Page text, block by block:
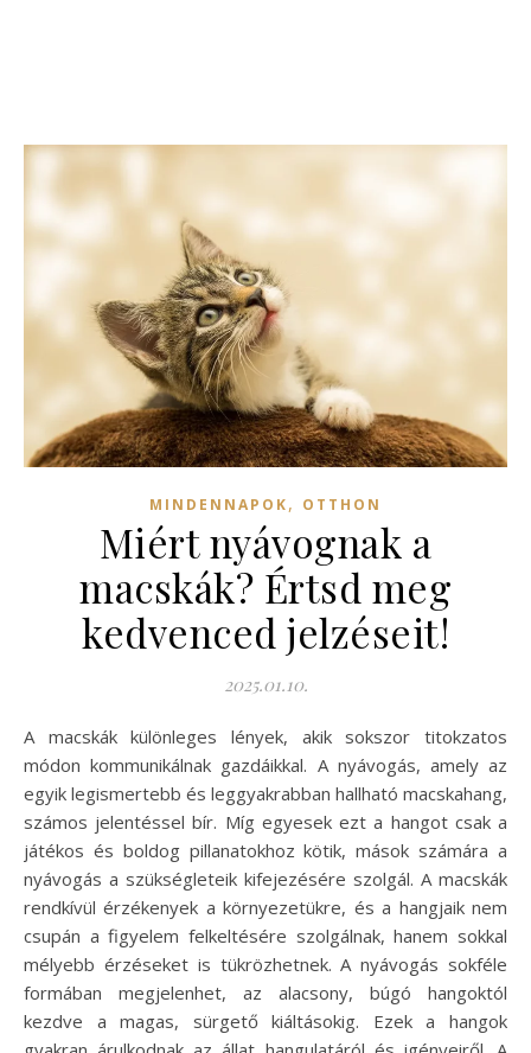
MINDENNAPOK, OTTHON
Miért nyávognak a
macskák? Értsd meg
kedvenced jelzéseit!
2025.01.10.
A macskák különleges lények, akik sokszor titokzatos
módon kommunikálnak gazdáikkal. A nyávogás, amely az
egyik legismertebb és leggyakrabban hallható macskahang,
számos jelentéssel bír. Míg egyesek ezt a hangot csak a
játékos és boldog pillanatokhoz kötik, mások számára a
nyávogás a szükségleteik kifejezésére szolgál. A macskák
rendkívül érzékenyek a környezetükre, és a hangjaik nem
csupán a figyelem felkeltésére szolgálnak, hanem sokkal
mélyebb érzéseket is tükrözhetnek. A nyávogás sokféle
formában megjelenhet, az alacsony, búgó hangoktól
kezdve a magas, sürgető kiáltásokig. Ezek a hangok